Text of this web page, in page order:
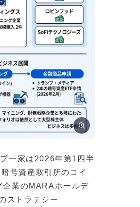
一家は2026年第1四半
号資産取引所のコイ
業のMARAホールデ
ストラテジー